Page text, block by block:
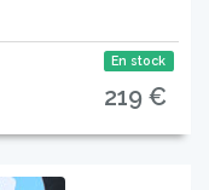
En stock
219 €